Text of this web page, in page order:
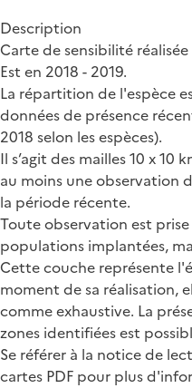
Description
Carte de sensibilité
Est en 2018 - 2019.
La répartition de l'espèce
données de présence
2018 selon les espèces).
Il s’agit des mailles 10 x 10
au moins une observation
la période récente.
Toute observation est
populations implantées,
Cette couche représente
moment de sa réalisation,
comme exhaustive. La
zones identifiées est
Se référer à la notice de
cartes PDF pour plus